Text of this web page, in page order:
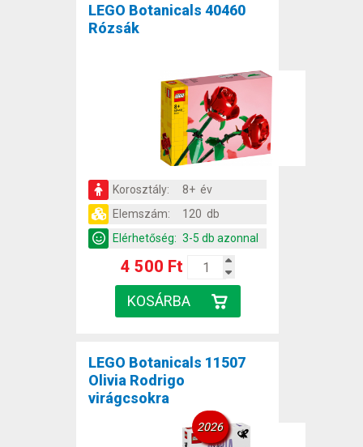
LEGO Botanicals 40460
Rózsák
Korosztály:
8+ év
Elemszám:
120 db
Elérhetőség: 3-5 db azonnal
4 500 Ft
LEGO Botanicals 11507
Olivia Rodrigo
virágcsokra
2026